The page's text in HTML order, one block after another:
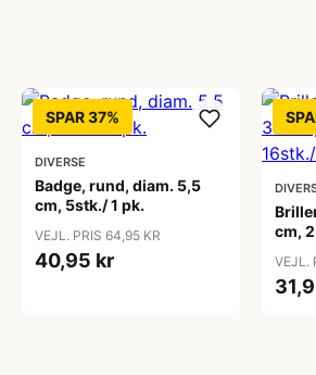
SPAR 37%
DIVERSE
Badge, rund, diam. 5,5
cm, 5stk./ 1 pk.
VEJL. PRIS 64,95 KR
40,95 kr
cm,
VEJL.